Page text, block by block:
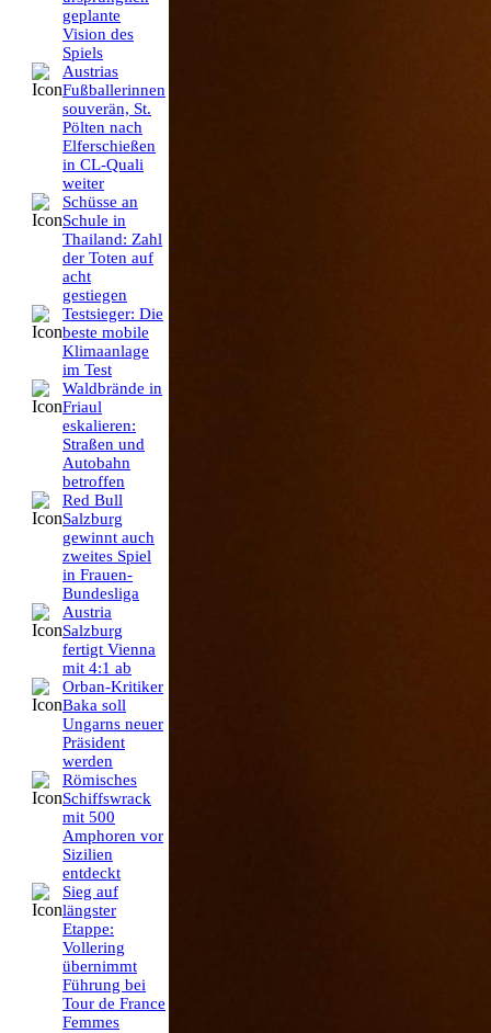
geplante
Vision des
Spiels
Austrias
Fußballerinnen
souverän, St.
Pölten nach
Elferschießen
in CL-Quali
weiter
Schüsse an
Schule in
Thailand: Zahl
der Toten auf
acht
gestiegen
Testsieger: Die
beste mobile
Klimaanlage
im Test
Waldbrände in
Friaul
eskalieren:
Straßen und
Autobahn
betroffen
Red Bull
Salzburg
gewinnt auch
zweites Spiel
in Frauen-
Bundesliga
Austria
Salzburg
fertigt Vienna
mit 4:1 ab
Orban-Kritiker
Baka soll
Ungarns neuer
Präsident
werden
Römisches
Schiffswrack
mit 500
Amphoren vor
Sizilien
entdeckt
Sieg auf
längster
Etappe:
Vollering
übernimmt
Führung bei
Tour de France
Femmes